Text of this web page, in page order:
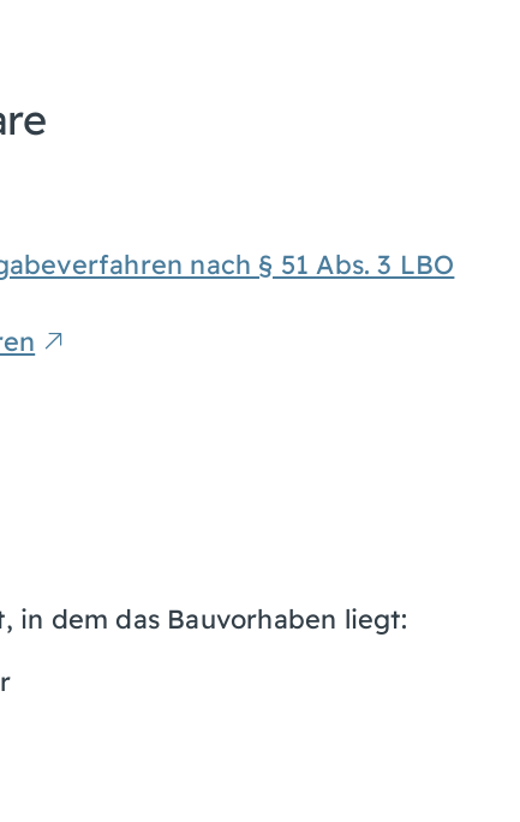
nach § 51 Abs. 3 LBO
in dem das Bauvorhaben liegt: